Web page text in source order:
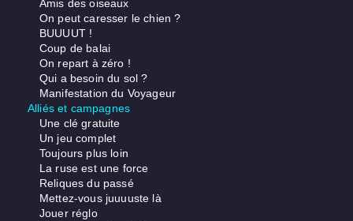
Amis des oiseaux
On peut caresser le chien ?
BUUUUT !
Coup de balai
On repart à zéro !
Qui a besoin du sol ?
Manifestation du Voyageur
Alliés et campagnes
Une clé gratuite
Un jeu complet
Toujours plus loin
La ruse est une force
Reliques du passé
Mettez-vous juuuuste là
Jouer réglo